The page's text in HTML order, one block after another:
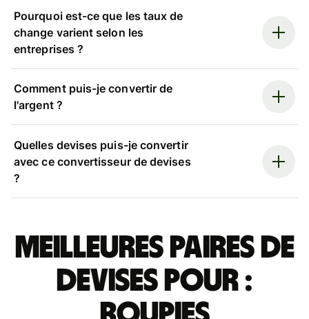
Pourquoi est-ce que les taux de
change varient selon les
entreprises ?
Comment puis-je convertir de
l'argent ?
Quelles devises puis-je convertir
avec ce convertisseur de devises
?
Meilleures paires de
devises pour :